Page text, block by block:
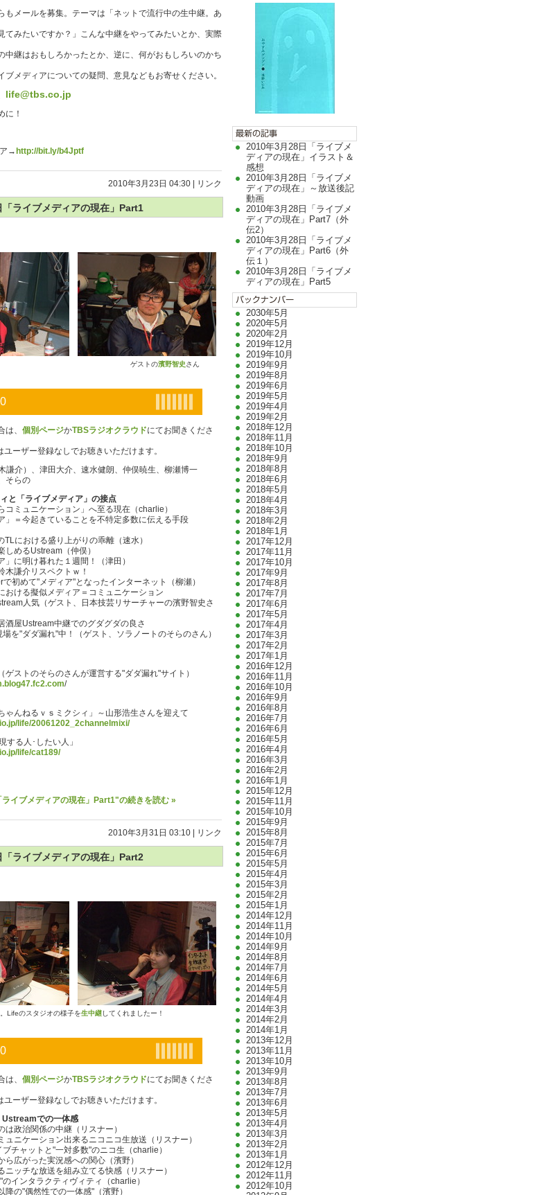
2010年3月28日「ライブメ
ディアの現在」イラスト＆
感想
2010年3月28日「ライブメ
ディアの現在」～放送後記
動画
2010年3月28日「ライブメ
ディアの現在」Part7（外
伝2）
2010年3月28日「ライブメ
ディアの現在」Part6（外
伝１）
2010年3月28日「ライブメ
ディアの現在」Part5
2030年5月
2020年5月
2020年2月
2019年12月
2019年10月
2019年9月
2019年8月
2019年6月
2019年5月
2019年4月
2019年2月
2018年12月
2018年11月
2018年10月
2018年9月
2018年8月
2018年6月
2018年5月
2018年4月
2018年3月
2018年2月
2018年1月
2017年12月
2017年11月
2017年10月
2017年9月
2017年8月
2017年7月
2017年6月
2017年5月
2017年4月
2017年3月
2017年2月
2017年1月
2016年12月
2016年11月
2016年10月
2016年9月
2016年8月
2016年7月
2016年6月
2016年5月
2016年4月
2016年3月
2016年2月
2016年1月
2015年12月
2015年11月
2015年10月
2015年9月
2015年8月
2015年7月
2015年6月
2015年5月
2015年4月
2015年3月
2015年2月
2015年1月
2014年12月
2014年11月
2014年10月
2014年9月
2014年8月
2014年7月
2014年6月
2014年5月
2014年4月
2014年3月
2014年2月
2014年1月
2013年12月
2013年11月
2013年10月
2013年9月
2013年8月
2013年7月
2013年6月
2013年5月
2013年4月
2013年3月
2013年2月
2013年1月
2012年12月
2012年11月
2012年10月
もメールを募集。テーマは「ネットで流行中の生中継。あ
てみたいですか？」こんな中継をやってみたいとか、実際
中継はおもしろかったとか、逆に、何がおもしろいのかち
ブメディアについての疑問、意見などもお寄せください。
life@tbs.co.jp
に！
→ http://bit.ly/b4Jptf
2010年3月23日 04:30 リンク
ライブメディアの現在」Part1
ゲストの濱野智史さん
、 個別ページかTBSラジオクラウドにてお聞きくださ
ーザー登録なしでお聴きいただけます。
謙介）、津田大介、速水健朗、仲俣暁生、柳瀬博一
そらの
と「ライブメディア」の接点
コミュニケーション」へ至る現在（charlie）
」＝今起きていることを不特定多数に伝える手段
TLにおける盛り上がりの乖離（速水）
しめるUstream（仲俣）
」に明け暮れた１週間！（津田）
謙介リスペクトｗ！
で初めて"メディア"となったインターネット（柳瀬）
ける擬似メディア＝コミュニケーション
人気（ゲスト、日本技芸リサーチャーの濱野智史さ
屋Ustream中継でのグダグダの良さ
場を"ダダ漏れ"中！（ゲスト、ソラノートのそらのさん）
ゲストのそらのさんが運営する"ダダ漏れ"サイト）
/
ゃんねるｖｓミクシィ」～山形浩生さんを迎えて
life/20061202_2channelmixi/
する人･したい人」
life/cat189/
イブメディアの現在」Part1"の続きを読む »
2010年3月31日 03:10 リンク
ライブメディアの現在」Part2
Lifeのスタジオの様子を生中継してくれましたー！
、 個別ページかTBSラジオクラウドにてお聞きくださ
ーザー登録なしでお聴きいただけます。
Ustreamでの一体感
は政治関係の中継（リスナー）
ュニケーション出来るニコニコ生放送（リスナー）
チャットと"一対多数"のニコ生（charlie）
ら広がった実況感への関心（濱野）
ニッチな放送を組み立てる快感（リスナー）
のインタラクティヴィティ（charlie）
降の"偶然性での一体感"（濱野）